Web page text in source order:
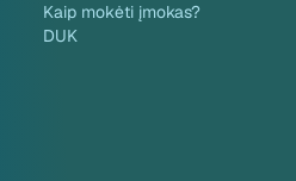
Kaip mokėti įmokas?
DUK